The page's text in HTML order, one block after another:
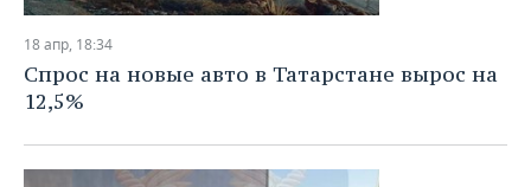
18 апр, 18:34
Спрос на новые авто в Татарстане вырос на
12,5%